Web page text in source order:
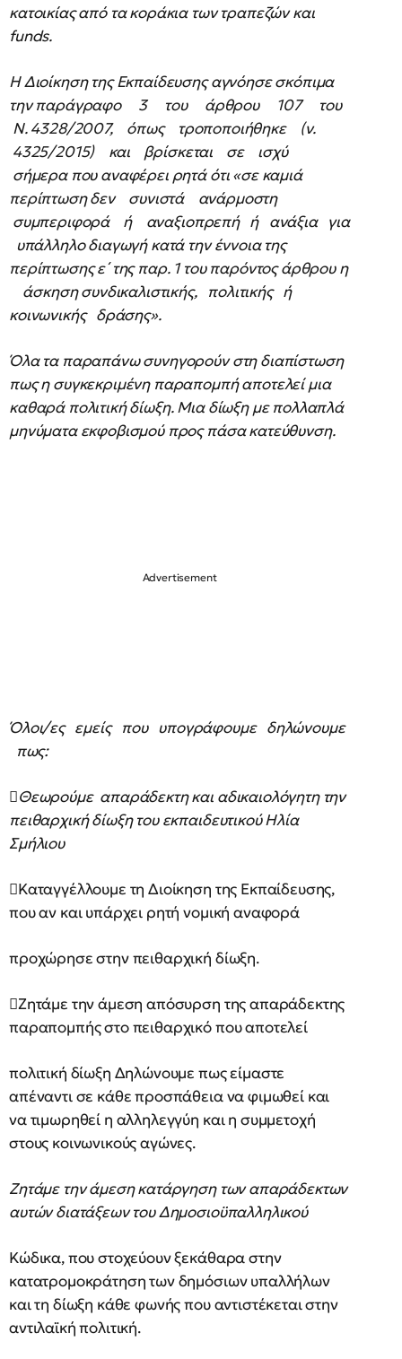
κατοικίας από τα κοράκια των τραπεζών και
funds.
Η Διοίκηση της Εκπαίδευσης αγνόησε σκόπιμα
την παράγραφο 3 του άρθρου 107 του
N. 4328/2007, όπως τροποποιήθηκε (ν.
4325/2015) και βρίσκεται σε ισχύ
σήμερα που αναφέρει ρητά ότι «σε καμιά
περίπτωση δεν συνιστά ανάρμοστη
συμπεριφορά ή αναξιοπρεπή ή ανάξια για
υπάλληλο διαγωγή κατά την έννοια της
περίπτωσης ε΄ της παρ. 1 του παρόντος άρθρου η
άσκηση συνδικαλιστικής, πολιτικής ή
κοινωνικής δράσης».
Όλα τα παραπάνω συνηγορούν στη διαπίστωση
πως η συγκεκριμένη παραπομπή αποτελεί μια
καθαρά πολιτική δίωξη. Μια δίωξη με πολλαπλά
μηνύματα εκφοβισμού προς πάσα κατεύθυνση.
Όλοι/ες εμείς που υπογράφουμε δηλώνουμε
πως:
Θεωρούμε απαράδεκτη και αδικαιολόγητη την
πειθαρχική δίωξη του εκπαιδευτικού Ηλία
Σμήλιου
Καταγγέλλουμε τη Διοίκηση της Εκπαίδευσης,
που αν και υπάρχει ρητή νομική αναφορά
προχώρησε στην πειθαρχική δίωξη.
Ζητάμε την άμεση απόσυρση της απαράδεκτης
παραπομπής στο πειθαρχικό που αποτελεί
πολιτική δίωξη Δηλώνουμε πως είμαστε
απέναντι σε κάθε προσπάθεια να φιμωθεί και
να τιμωρηθεί η αλληλεγγύη και η συμμετοχή
στους κοινωνικούς αγώνες.
Ζητάμε την άμεση κατάργηση των απαράδεκτων
αυτών διατάξεων του Δημοσιοϋπαλληλικού
Κώδικα, που στοχεύουν ξεκάθαρα στην
κατατρομοκράτηση των δημόσιων υπαλλήλων
και τη δίωξη κάθε φωνής που αντιστέκεται στην
αντιλαϊκή πολιτική.